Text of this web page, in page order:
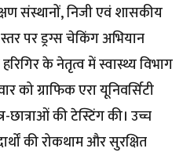
संस्थानों, निजी एवं शासकीय
पर ड्रग्स चेकिंग अभियान
के नेतृत्व में स्वास्थ्य विभाग
को ग्राफिक एरा यूनिवर्सिटी
छात्राओं की टेस्टिंग की। उच्च
की रोकथाम और सुरक्षित